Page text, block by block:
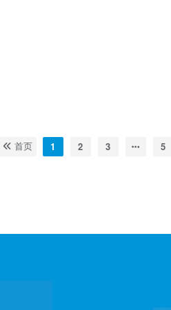
首页 1 2 3 5